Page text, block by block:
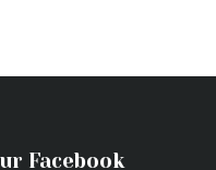
Facebook